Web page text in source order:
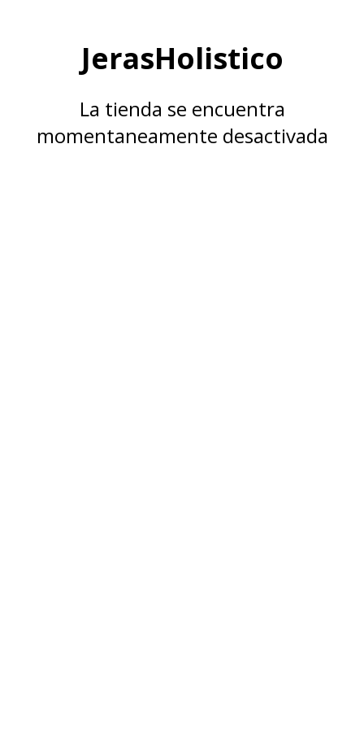
JerasHolistico
La tienda se encuentra
momentaneamente desactivada